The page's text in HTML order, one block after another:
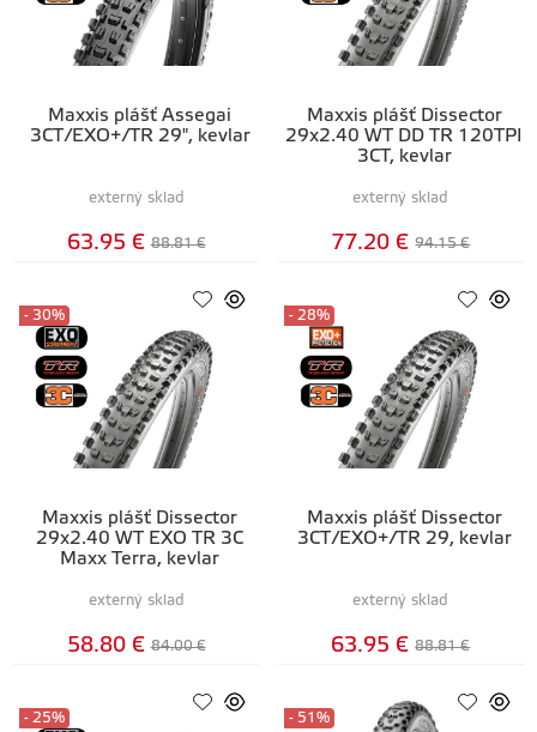
Maxxis plášť Assegai
3CT/EXO+/TR 29", kevlar
externý sklad
63.95 € 88.81 €
Maxxis plášť Dissector
29x2.40 WT DD TR 120TPI
3CT, kevlar
externý sklad
77.20 € 94.15 €
Maxxis plášť Dissector
29x2.40 WT EXO TR 3C
Maxx Terra, kevlar
- 30%
externý sklad
58.80 € 84.00 €
Maxxis plášť Dissector
3CT/EXO+/TR 29, kevlar
- 28%
externý sklad
63.95 € 88.81 €
- 25% - 51%